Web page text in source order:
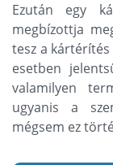
Ezután egy
megbízottja
tesz a kártérítés
esetben
valamilyen
ugyanis a
mégsem ez